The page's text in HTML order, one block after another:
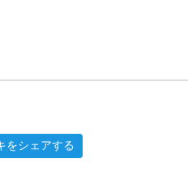
をシェアする